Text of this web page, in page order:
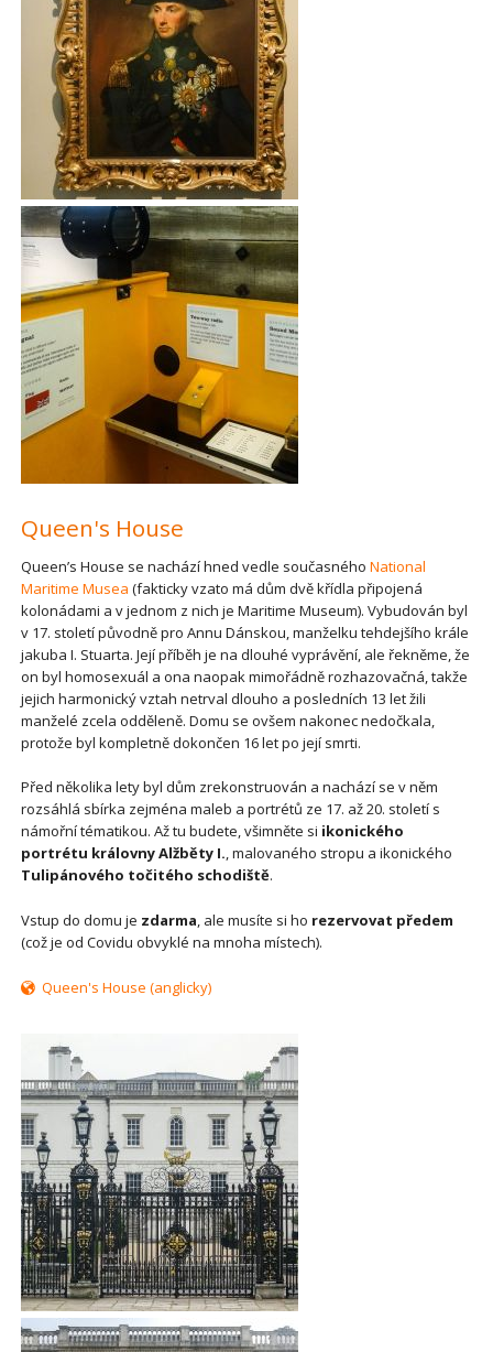
Queen's House
Queen’s House se nachází hned vedle současného National
Maritime Musea (fakticky vzato má dům dvě křídla připojená
kolonádami a v jednom z nich je Maritime Museum). Vybudován byl
v 17. století původně pro Annu Dánskou, manželku tehdejšího krále
jakuba I. Stuarta. Její příběh je na dlouhé vyprávění, ale řekněme, že
on byl homosexuál a ona naopak mimořádně rozhazovačná, takže
jejich harmonický vztah netrval dlouho a posledních 13 let žili
manželé zcela odděleně. Domu se ovšem nakonec nedočkala,
protože byl kompletně dokončen 16 let po její smrti.
Před několika lety byl dům zrekonstruován a nachází se v něm
rozsáhlá sbírka zejména maleb a portrétů ze 17. až 20. století s
námořní tématikou. Až tu budete, všimněte si ikonického
portrétu královny Alžběty I., malovaného stropu a ikonického
Tulipánového točitého schodiště.
Vstup do domu je zdarma, ale musíte si ho rezervovat předem
(což je od Covidu obvyklé na mnoha místech).
Queen's House (anglicky)